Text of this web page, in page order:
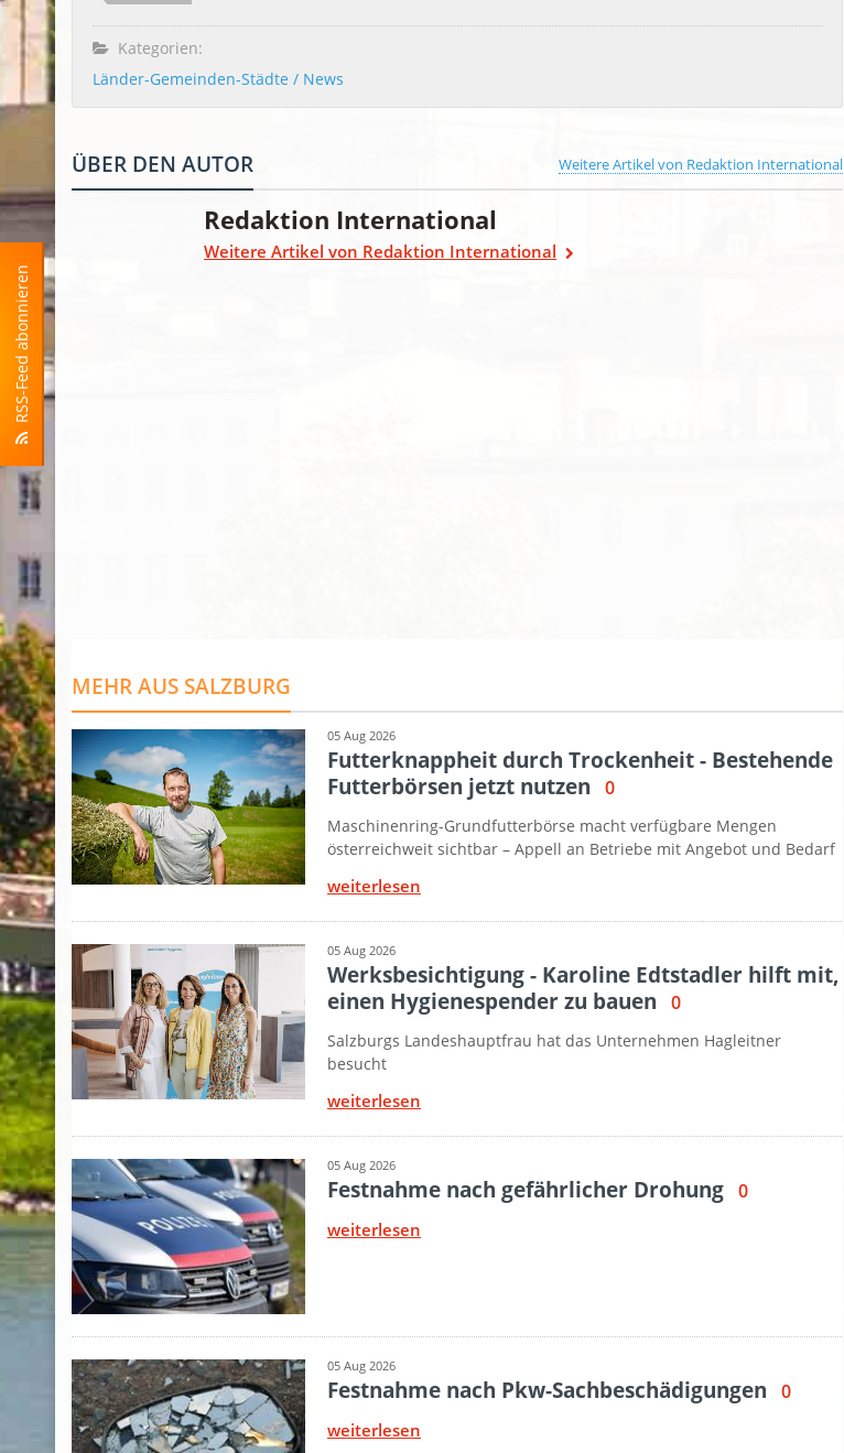
RSS-Feed abonnieren
Kategorien:
Länder-Gemeinden-Städte / News
Weitere Artikel von Redaktion International
ÜBER DEN AUTOR
Redaktion International
Weitere Artikel von Redaktion International